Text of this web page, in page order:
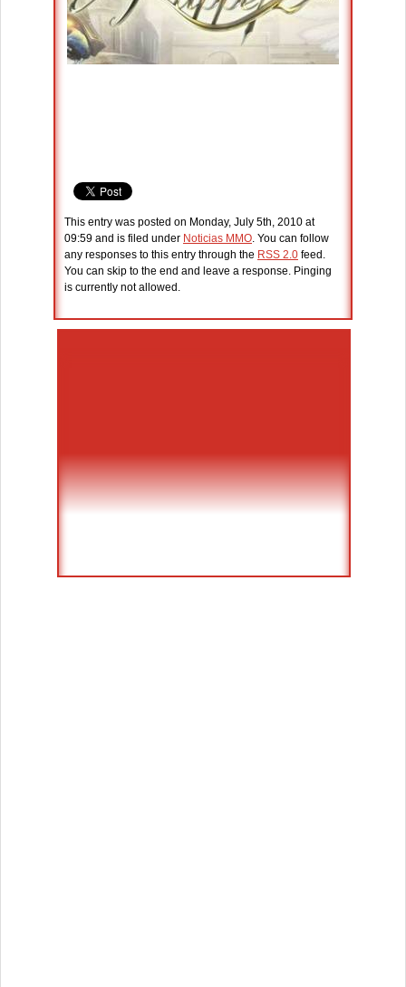
This entry was posted on Monday, July 5th, 2010 at
09:59 and is filed under Noticias MMO. You can follow
any responses to this entry through the RSS 2.0 feed.
You can skip to the end and leave a response. Pinging
is currently not allowed.